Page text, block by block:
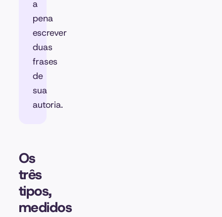
a
pena
escrever
duas
frases
de
sua
autoria.
Os
três
tipos,
medidos